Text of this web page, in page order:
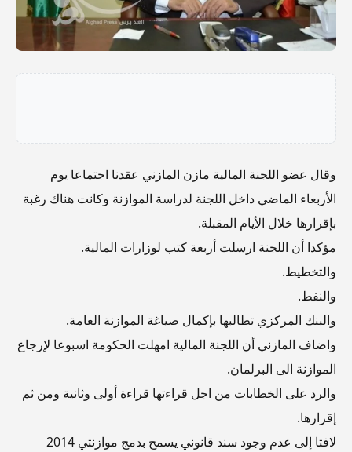
وقال عضو اللجنة المالية مازن المازني عقدنا اجتماعا يوم
الأربعاء الماضي داخل اللجنة لدراسة الموازنة وكانت هناك رغبة
بإقرارها خلال الأيام المقبلة.
مؤكدا أن اللجنة ارسلت أربعة كتب لوزارات المالية.
والتخطيط.
والنفط.
والبنك المركزي تطالبها بإكمال صياغة الموازنة العامة.
واضاف المازني أن اللجنة المالية امهلت الحكومة اسبوعا لإرجاع
الموازنة الى البرلمان.
والرد على الخطابات من اجل قراءتها قراءة أولى وثانية ومن ثم
إقرارها.
لافتا إلى عدم وجود سند قانوني يسمح بدمج موازنتي 2014